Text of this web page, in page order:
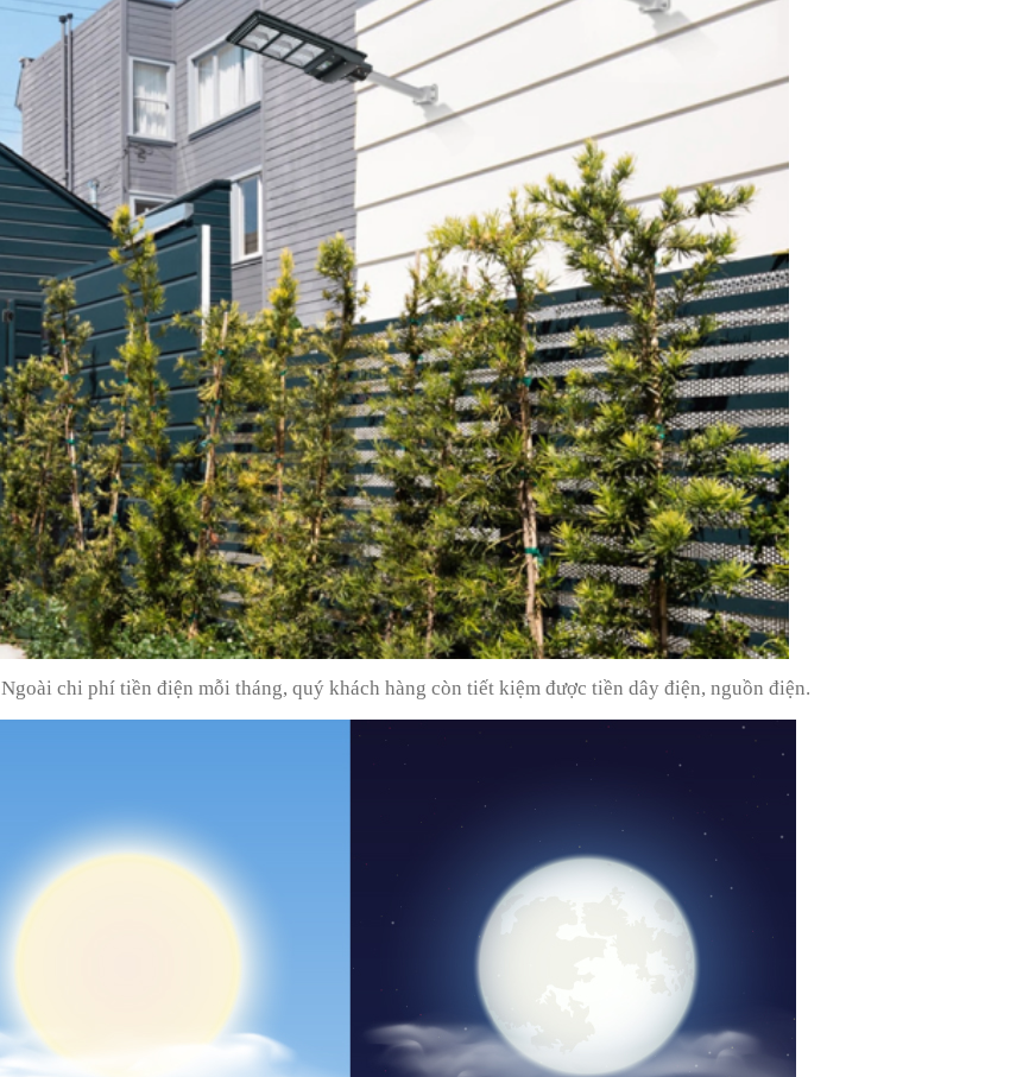
Ngoài chi phí tiền điện mỗi tháng, quý khách hàng còn tiết kiệm được tiền dây điện, nguồn điện.